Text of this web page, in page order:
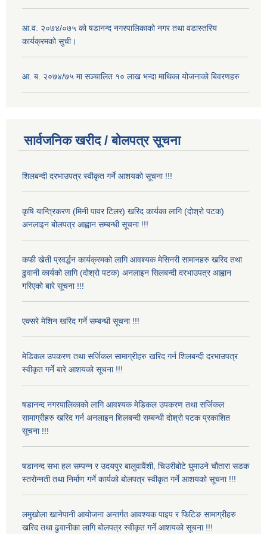
आ.व. २०७४/०७५ को षडानन्द नगरपालिकाको नगर तथा वडास्तरिय
कार्यक्रमको सुची।
आ. ब. २०७४/७५ मा सञ्चालित १० लाख भन्दा माथिका योजनाको बिवरणहरु
सार्वजनिक खरीद / बोलपत्र सूचना
शिलबन्दी दरभाउपत्र स्वीकृत गर्ने आशयको सूचना !!!
कृषि यान्त्रिकरण (मिनी पावर टिलर) खरिद कार्यका लागि (दोश्रो पटक)
अनलाइन बोलपत्र आह्वान सम्बन्धी सूचना !!!
कफी खेती प्रवर्द्धन कार्यक्रमको लागि आवश्यक मेसिनरी सामानहरु खरिद तथा
ढुवानी कार्यको लागि (दोश्रो पटक) अनलाइन सिलबन्दी दरभाउपत्र आह्वान
गरिएको बारे सूचना !!!
एक्सरे मेशिन खरिद गर्ने सम्बन्धी सूचना !!!
मेडिकल उपकरण तथा सर्जिकल सामाग्रीहरु खरिद गर्न शिलबन्दी दरभाउपत्र
स्वीकृत गर्ने बारे आशयको सूचना !!!
षडानन्द नगरपालिकाको लागि आवश्यक मेडिकल उपकरण तथा सर्जिकल
सामाग्रीहरु खरिद गर्न अनलाइन शिलबन्दी सम्बन्धी दोश्रो पटक प्रकाशित
सूचना !!!
षडानन्द सभा हल सम्पन्न र उदयपुर बालुवावैंशी, चिउरीबोटे घुमाउने चौतारा सडक
स्तरोन्नती तथा निर्माण गर्ने कार्यको बोलपत्र स्वीकृत गर्ने आशयको सूचना !!!
लमुखोला खानेपानी आयोजना अन्तर्गत आवश्यक पाइप र फिटिङ सामाग्रीहरु
खरिद तथा ढुवानीका लागि बोलपत्र स्वीकृत गर्ने आशयको सूचना !!!